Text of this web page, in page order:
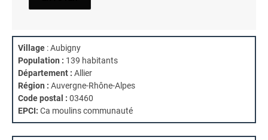
Village : Aubigny
Population : 139 habitants
Département : Allier
Région : Auvergne-Rhône-Alpes
Code postal : 03460
EPCI: Ca moulins communauté